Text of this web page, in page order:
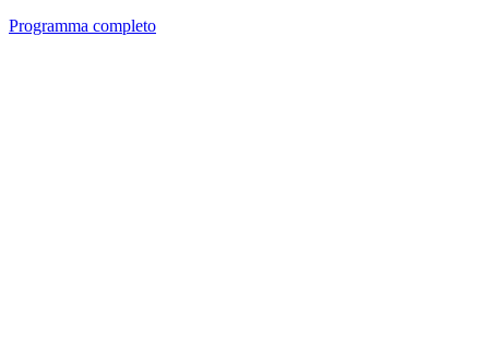
Programma completo